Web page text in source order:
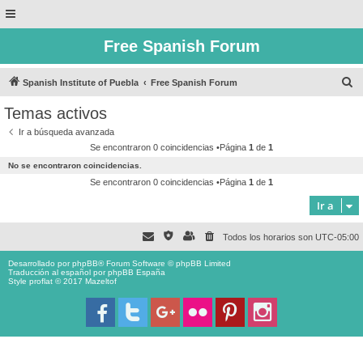
Free Spanish Forum
Spanish Institute of Puebla Free Spanish Forum
Temas activos
Ir a búsqueda avanzada
Se encontraron 0 coincidencias •Página 1 de 1
No se encontraron coincidencias.
Se encontraron 0 coincidencias •Página 1 de 1
Ir a
Todos los horarios son UTC-05:00
Desarrollado porphpBB® Forum Software © phpBB Limited
Traducción al español porphpBB España
Style proflat © 2017 Mazeltof